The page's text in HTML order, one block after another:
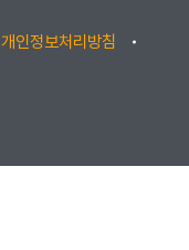
개인정보처리방침